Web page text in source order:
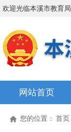
欢迎光临本溪市教育局
网站首页
您的位置： 首页